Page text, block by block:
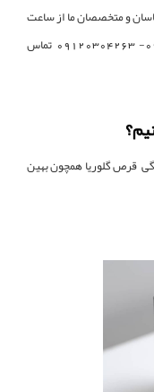
و متخصصان ما از ساعت
9صبح الی 21 شب با شماره‌های 09197142162- 09120304263 تماس
قرص گلوریا همچون بهین